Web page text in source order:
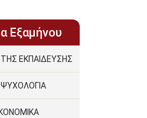
Εξαμήνου
ΕΚΠΑΙΔΕΥΣΗΣ